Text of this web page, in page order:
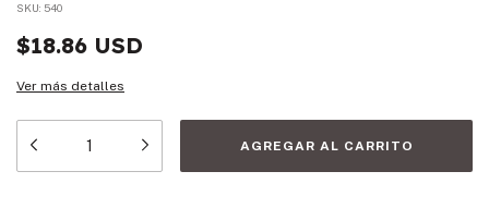
SKU: 540
$18.86 USD
Ver más detalles